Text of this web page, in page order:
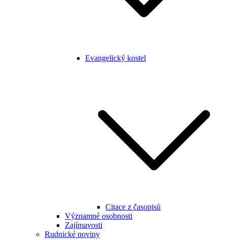
Evangelický kostel
Citace z časopisů
Významné osobnosti
Zajímavosti
Rudnické noviny